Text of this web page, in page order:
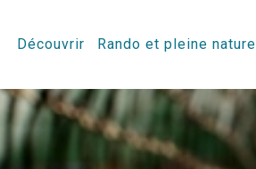
Découvrir Rando et pleine nature